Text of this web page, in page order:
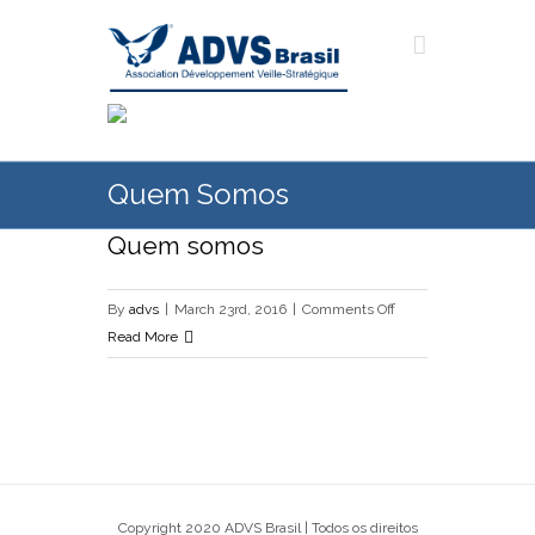
Quem Somos
Quem somos
By advs March 23rd, 2016 Comments Offon
somos
Read More
Copyright 2020 ADVS Brasil | Todos os direitos